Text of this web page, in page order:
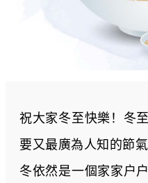
祝大家冬至快樂！冬
要又最廣為人知的節
冬依然是一個家家户